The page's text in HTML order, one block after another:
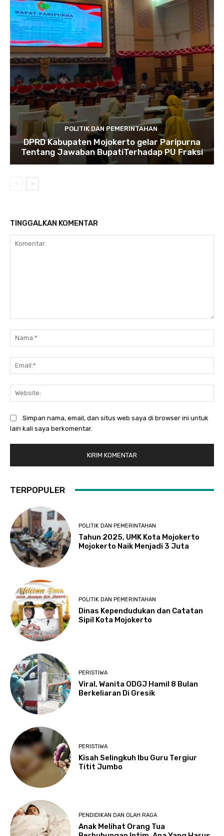
POLITIK DAN PEMERINTAHAN
DPRD Kabupaten Mojokerto gelar Paripurna
Tentang Jawaban BupatiTerhadap PU Fraksi
TINGGALKAN KOMENTAR
Simpan nama, email, dan situs web saya di browser ini untuk
lain kali saya berkomentar.
TERPOPULER
POLITIK DAN PEMERINTAHAN
Tahun 2025, UMK Kota Mojokerto
Mojokerto Naik Menjadi 3 Juta
POLITIK DAN PEMERINTAHAN
Dinas Kependudukan dan Catatan
Sipil Kota Mojokerto
PERISTIWA
Viral, Wanita ODGJ Hamil 8 Bulan
Berkeliaran Di Gresik
PERISTIWA
Kisah Selingkuh Ibu Guru Tergiur
Titit Jumbo
PENDIDIKAN DAN OLAH RAGA
Anak Melihat Orang Tua